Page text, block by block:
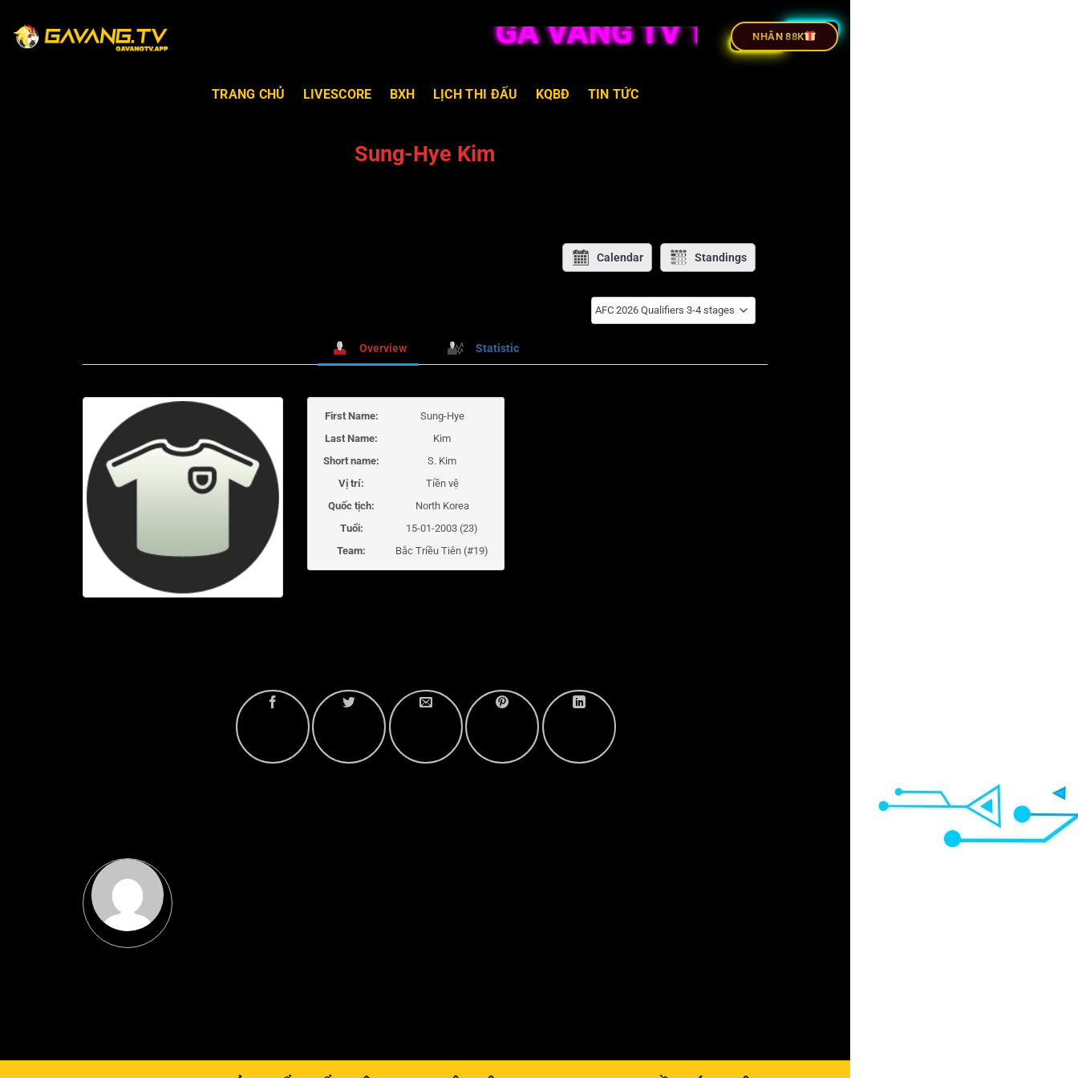
GÀ VÀNG TV TRỰC TIẾP BÓNG ĐÁ
NHÂN 88K
TRANG CHỦ LIVESCORE BXH LỊCH THI ĐẤU KQBĐ TIN TỨC
Sung-Hye Kim
Calendar Standings
AFC 2026 Qualifiers 3-4 stages
Overview Statistic
First Name:
Sung-Hye
Last Name:
Kim
Short name:
S. Kim
Vị trí:
Tiền vệ
Quốc tịch:
North Korea
Tuổi:
15-01-2003 (23)
Team:
Bắc Triều Tiên (#19)